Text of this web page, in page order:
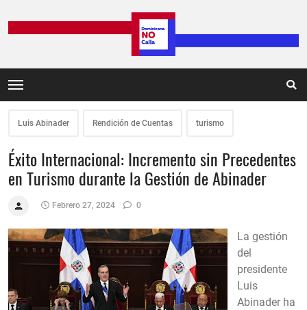
Luis Abinader Rendición de Cuentas turismo
Éxito Internacional: Incremento sin Precedentes
en Turismo durante la Gestión de Abinader
Febrero 27, 2024 0
La gestión
del
presidente
Luis
Abinader ha